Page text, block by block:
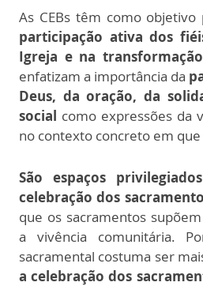
As CEBs têm como
participação ativa dos
Igreja e na
enfatizam a importância da
Deus, da oração, da
social como expressões da
no contexto concreto em
São espaços
celebração dos
que os sacramentos
a vivência comunitária.
sacramental costuma ser
a celebração dos